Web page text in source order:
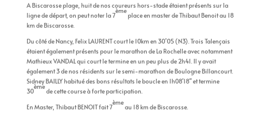
A Biscarosse plage, huit de nos coureurs hors-stade étaient présents sur la
ligne de départ, on peut noter la 7
ème
place en master de Thibaut Benoit au 18
km de Biscarosse.
Du côté de Nancy, Felix LAURENT court le 10km en 30’05 (N3). Trois Talençais
étaient également présents pour le marathon de La Rochelle avec notamment
Mathieux VANDAL qui court le termine en un peu plus de 2h41. Il y avait
également 3 de nos résidents sur le semi-marathon de Boulogne Billancourt.
Sidney BAILLY habitué des bons résultats le boucle en 1h08'18'' et termine
30
ème
de cette course à forte participation.
En Master, Thibaut BENOIT fait 7
ème
au 18 km de Biscarosse.